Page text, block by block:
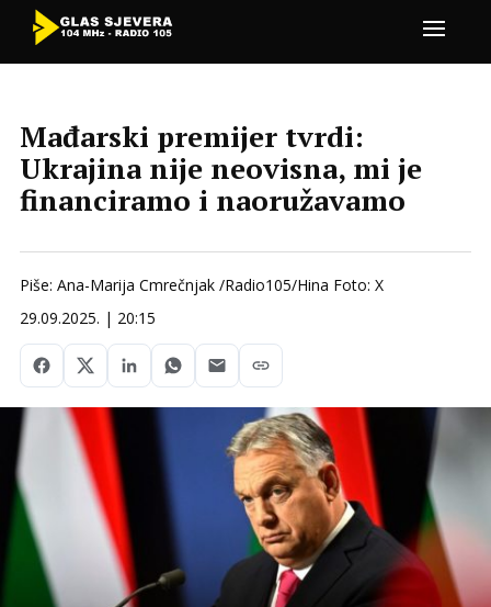
Mađarski premijer tvrdi:
Ukrajina nije neovisna, mi je
financiramo i naoružavamo
Piše: Ana-Marija Cmrečnjak /Radio105/Hina Foto: X
29.09.2025. | 20:15